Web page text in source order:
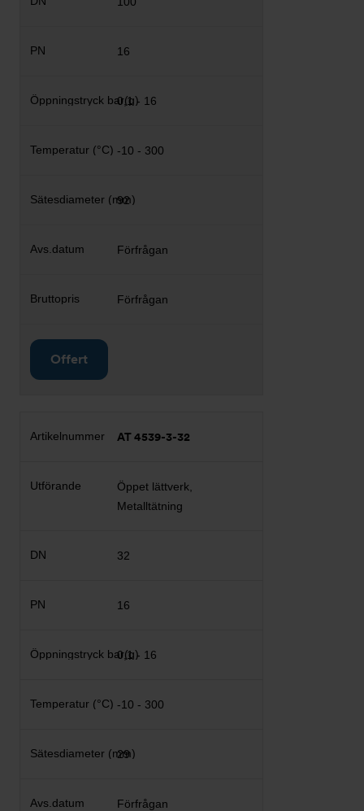
16
0,1 - 16
-10 - 300
92
Förfrågan
Förfrågan
Offert
AT 4539-3-32
Öppet lättverk,
Metalltätning
32
16
0,1 - 16
-10 - 300
29
Förfrågan